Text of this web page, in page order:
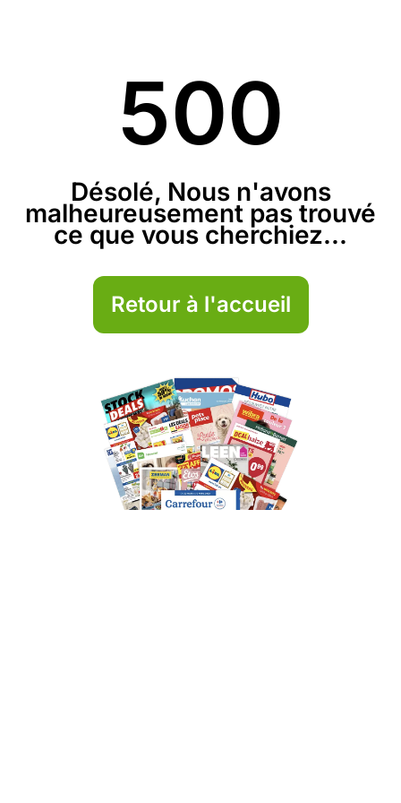
500
Désolé, Nous n'avons
malheureusement pas trouvé
ce que vous cherchiez...
Retour à l'accueil